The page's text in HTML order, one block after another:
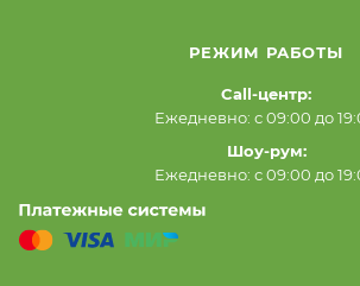
РЕЖИМ РАБОТЫ
Call-центр:
Ежедневно: с 09:00 до
Шоу-рум:
Ежедневно: с 09:00 до